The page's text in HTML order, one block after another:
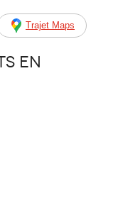
Trajet Maps
en